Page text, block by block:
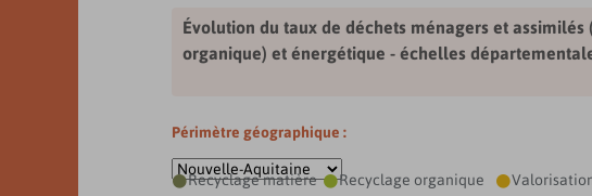
Évolution du taux de déchets ménagers et
organique) et énergétique - échelles
Périmètre géographique :
Recyclage matière Recyclage organique 